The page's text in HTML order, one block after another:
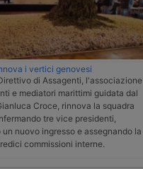
i vertici genovesi
di Assagenti, l'associazione
e mediatori marittimi guidata dal
Croce, rinnova la squadra
tre vice presidenti,
nuovo ingresso e assegnando la
commissioni interne.